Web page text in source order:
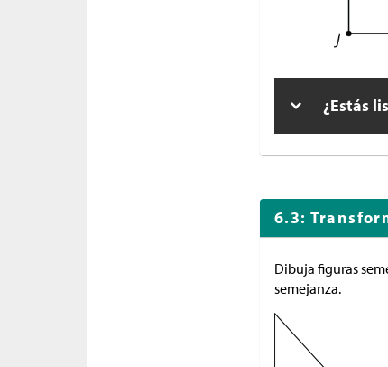
¿Estás
6.3:
Dibuja figuras
semejanza.